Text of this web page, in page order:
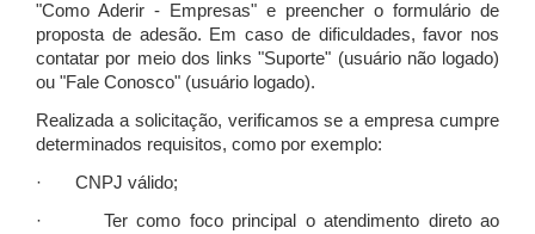
"Como Aderir - Empresas" e preencher o formulário de
proposta de adesão. Em caso de dificuldades, favor nos
contatar por meio dos links "Suporte" (usuário não logado)
ou "Fale Conosco" (usuário logado).
Realizada a solicitação, verificamos se a empresa cumpre
determinados requisitos, como por exemplo:
· CNPJ válido;
· Ter como foco principal o atendimento direto ao